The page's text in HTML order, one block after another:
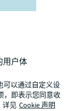
用户体
可以通过自定义设
，即表示您同意收
详见 Cookie 声明